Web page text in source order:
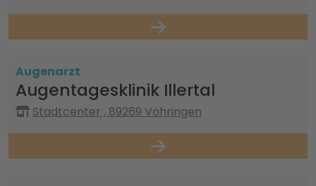
Augenarzt
Augentagesklinik Illertal
Stadtcenter , 89269 Vöhringen